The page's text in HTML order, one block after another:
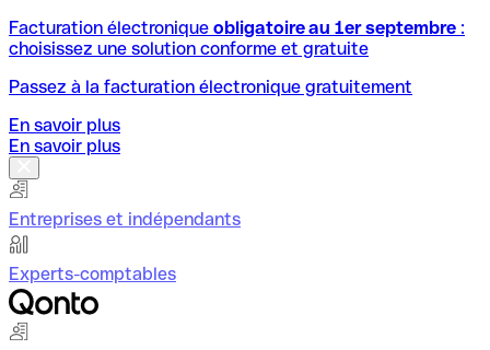
Facturation électronique obligatoire au 1er septembre :
choisissez une solution conforme et gratuite
Passez à la facturation électronique gratuitement
En savoir plus
En savoir plus
Entreprises et indépendants
Experts-comptables